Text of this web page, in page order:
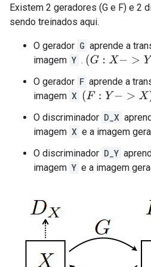
Existem 2 geradores (G e F) e 2
sendo treinados aqui.
O gerador G aprende a
imagem Y . (G:X − >Y)
O gerador F aprende a
imagem X (F:Y − >X)
O discriminador D_X
imagem X e a imagem
O discriminador D_Y
imagem Y e a imagem